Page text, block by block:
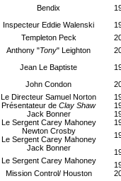
Bendix
Inspecteur Eddie Walenski
Templeton Peck
Anthony "Tony" Leighton
Jean Le Baptiste
John Condon
Le Directeur Samuel Norton
Présentateur de Clay Shaw
Jack Bonner
Le Sergent Carey Mahoney
Newton Crosby
Le Sergent Carey Mahoney
Jack Bonner
Le Sergent Carey Mahoney
Mission Control/ Houston